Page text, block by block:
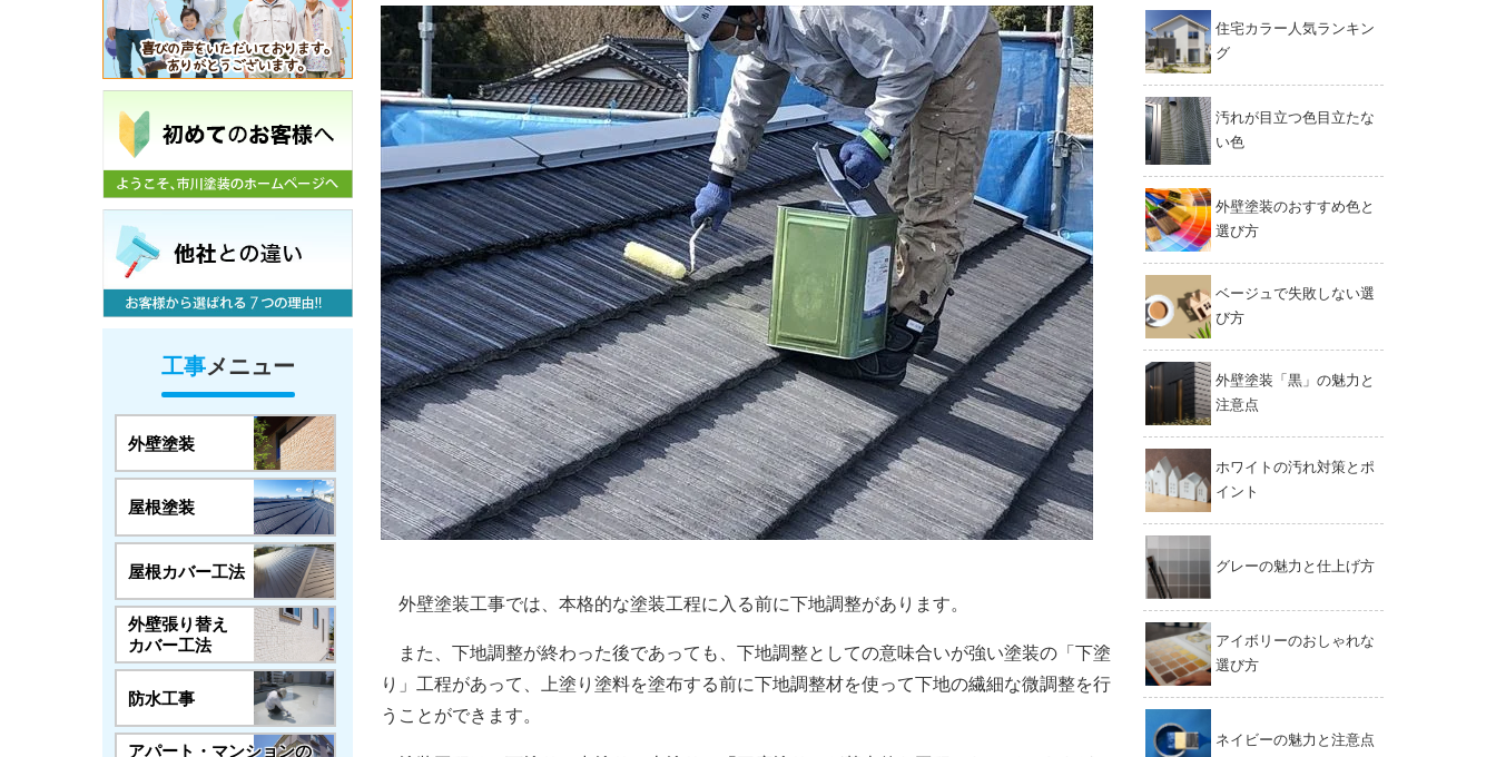
工事メニュー
外壁塗装
屋根塗装
屋根カバー工法
外壁張り替え
カバー工法
防水工事
アパート・マンションの
外壁塗装工事では、本格的な塗装工程に入る前に下地調整があります。
また、下地調整が終わった後であっても、下地調整としての意味合いが強い塗装の「下塗
り」工程があって、上塗り塗料を塗布する前に下地調整材を使って下地の繊細な微調整を行
うことができます。
住宅カラー人気ランキン
グ
汚れが目立つ色目立たな
い色
外壁塗装のおすすめ色と
選び方
ベージュで失敗しない選
び方
外壁塗装「黒」の魅力と
注意点
ホワイトの汚れ対策とポ
イント
グレーの魅力と仕上げ方
アイボリーのおしゃれな
選び方
ネイビーの魅力と注意点